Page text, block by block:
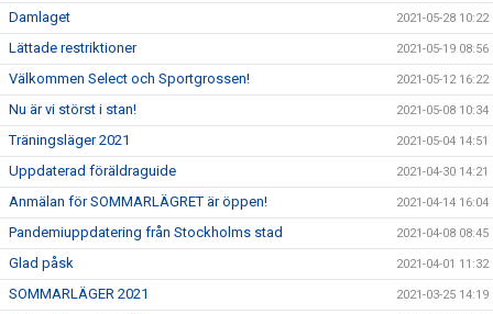
Damlaget 2021-05-28 10:22
Lättade restriktioner 2021-05-19 08:56
Välkommen Select och Sportgrossen! 2021-05-12 16:22
Nu är vi störst i stan! 2021-05-08 10:34
Träningsläger 2021 2021-05-04 14:51
Uppdaterad föräldraguide 2021-04-30 14:21
Anmälan för SOMMARLÄGRET är öppen! 2021-04-14 16:04
Pandemiuppdatering från Stockholms stad 2021-04-08 08:45
Glad påsk 2021-04-01 11:32
SOMMARLÄGER 2021 2021-03-25 14:19